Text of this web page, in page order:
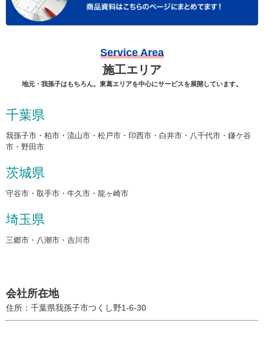
Service Area
施工エリア
地元・我孫子はもちろん。東葛エリアを中心にサービスを展開しています。
千葉県
我孫子市・柏市・流山市・松戸市・印西市・白井市・八千代市・鎌ケ谷
市・野田市
茨城県
守谷市・取手市・牛久市・龍ヶ崎市
埼玉県
三郷市・八潮市・吉川市
会社所在地
住所：千葉県我孫子市つくし野1-6-30